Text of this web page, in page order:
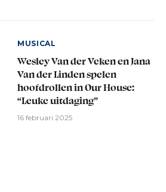
MUSICAL
Wesley Van der Veken en Jana
Van der Linden spelen
hoofdrollen in Our House:
“Leuke uitdaging”
16 februari 2025